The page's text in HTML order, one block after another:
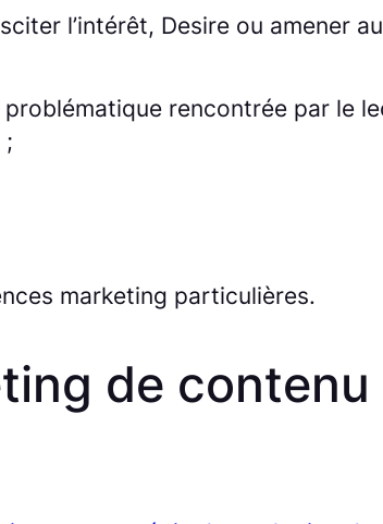
l’intérêt, Desire ou amener
rencontrée par le
;
marketing particulières.
de